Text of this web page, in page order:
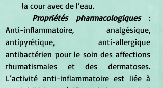
la cour avec de l’eau.
Propriétés pharmacologiques :
Anti-inflammatoire, analgésique,
antipyrétique, anti-allergique
antibactérien pour le soin des affections
rhumatismales et des dermatoses.
L’activité anti-inflammatoire est liée à